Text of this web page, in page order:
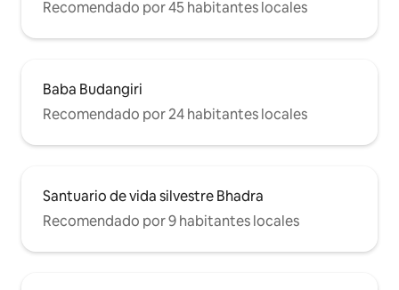
Recomendado por 45 habitantes locales
Baba Budangiri
Recomendado por 24 habitantes locales
Santuario de vida silvestre Bhadra
Recomendado por 9 habitantes locales